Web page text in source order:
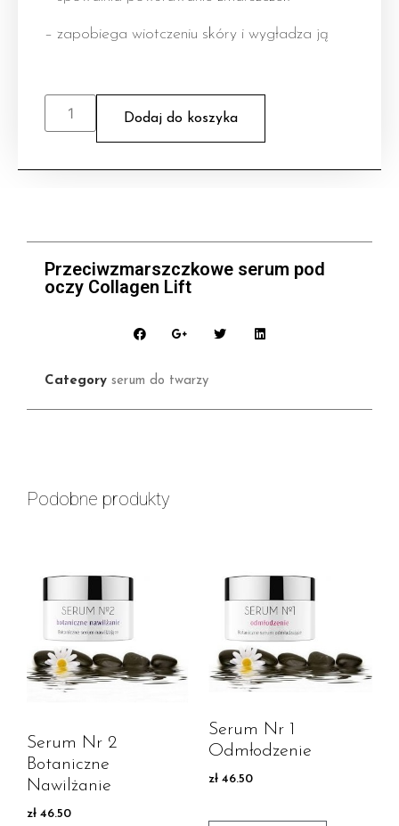
– zapobiega wiotczeniu skóry i wygładza ją
Dodaj do koszyka
Przeciwzmarszczkowe serum pod
oczy Collagen Lift
Category serum do twarzy
Podobne produkty
Serum Nr 2
Botaniczne
Nawilżanie
zł 46.50
Serum Nr 1
Odmłodzenie
zł 46.50